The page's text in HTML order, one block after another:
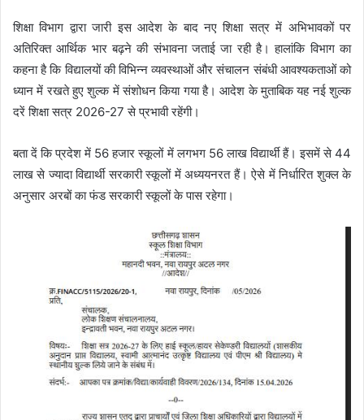
शिक्षा विभाग द्वारा जारी इस आदेश के बाद नए शिक्षा सत्र में अभिभावकों पर
अतिरिक्त आर्थिक भार बढ़ने की संभावना जताई जा रही है। हालांकि विभाग का
कहना है कि विद्यालयों की विभिन्न व्यवस्थाओं और संचालन संबंधी आवश्यकताओं को
ध्यान में रखते हुए शुल्क में संशोधन किया गया है। आदेश के मुताबिक यह नई शुल्क
दरें शिक्षा सत्र 2026-27 से प्रभावी रहेंगी।
बता दें कि प्रदेश में 56 हजार स्कूलों में लगभग 56 लाख विद्यार्थी हैं। इसमें से 44
लाख से ज्यादा विद्यार्थी सरकारी स्कूलों में अध्ययनरत हैं। ऐसे में निर्धारित शुक्ल के
अनुसार अरबों का फंड सरकारी स्कूलों के पास रहेगा।